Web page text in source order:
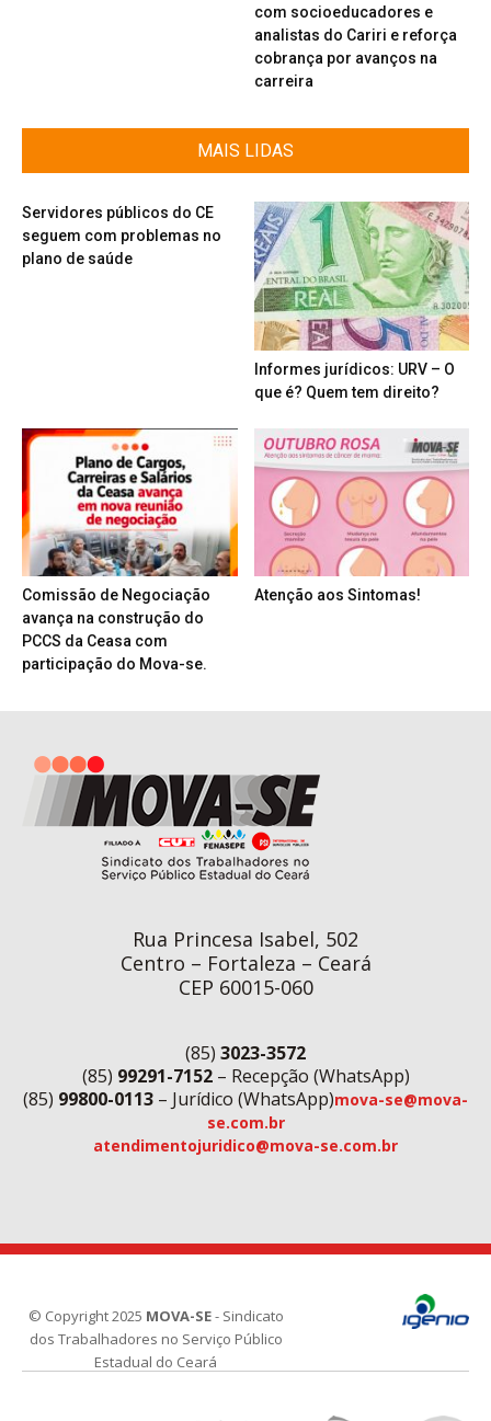
com socioeducadores e
analistas do Cariri e reforça
cobrança por avanços na
carreira
MAIS LIDAS
Servidores públicos do CE
seguem com problemas no
plano de saúde
Informes jurídicos: URV – O
que é? Quem tem direito?
Comissão de Negociação
avança na construção do
PCCS da Ceasa com
participação do Mova-se.
Atenção aos Sintomas!
Rua Princesa Isabel, 502
Centro – Fortaleza – Ceará
CEP 60015-060
(85) 3023-3572
(85) 99291-7152– Recepção (WhatsApp)
(85) 99800-0113 – Jurídico (WhatsApp)mova-se@mova-
se.com.br
atendimentojuridico@mova-se.com.br
© Copyright 2025 MOVA-SE- Sindicato
dos Trabalhadores no Serviço Público
Estadual do Ceará